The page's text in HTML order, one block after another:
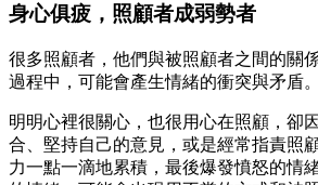
身心俱疲，照顧者成弱勢者
很多照顧者，他們與被照顧者之間的關
過程中，可能會產生情緒的衝突與矛盾。
明明心裡很關心，也很用心在照顧，卻
合、堅持自己的意見，或是經常指責照
力一點一滴地累積，最後爆發憤怒的情